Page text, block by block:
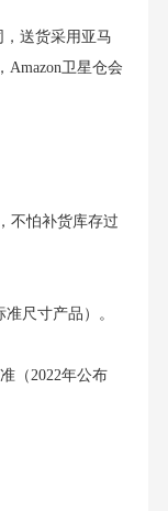
，送货采用亚马
Amazon卫星仓会
不怕补货库存过
尺寸产品）。
（2022年公布